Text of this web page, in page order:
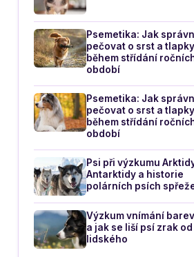
Psemetika: Jak
pečovat o srst a tlapky
během střídání
období
Psemetika: Jak
pečovat o srst a tlapky
během střídání
období
Psi při výzkumu
Antarktidy a historie
polárních psích
Výzkum vnímání
a jak se liší psí zrak od
lidského